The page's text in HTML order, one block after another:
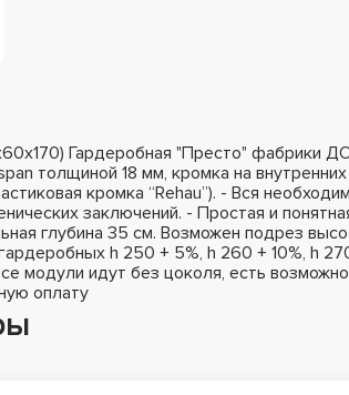
Гардеробная "Престо" фабрики
толщиной 18 мм, кромка на внутренних
кромка “Rehau”). - Вся
заключений. - Простая и
глубина 35 см. Возможен подрез
h 250 + 5%, h 260 + 10%, h
модули идут без цоколя, есть
оплату